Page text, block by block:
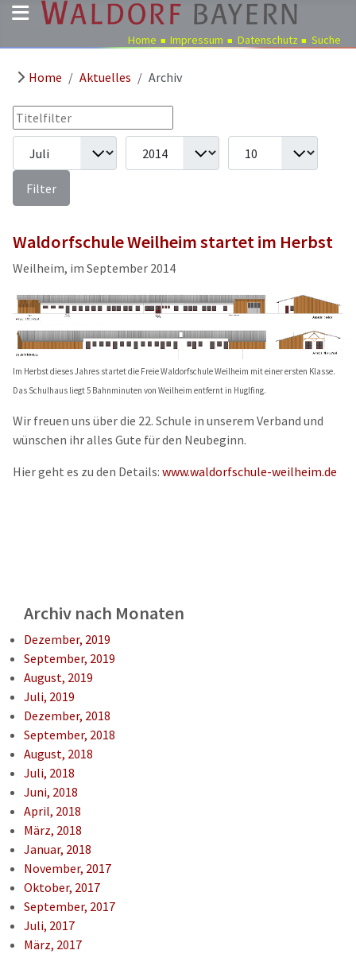
Pädagogik
Über
uns
Kindergärten
Ausbildung
Freie
Termine
Home Impressum Datenschutz Suche
Home Aktuelles Archiv
Filter
Titelfilter
Filter
Waldorfschule Weilheim startet im Herbst
Weilheim, im September 2014
Im Herbst dieses Jahres startet die Freie Waldorfschule Weilheim mit einer ersten Klasse.
Das Schulhaus liegt 5 Bahnminuten von Weilheim entfernt in Huglfing.
Wir freuen uns über die 22. Schule in unserem Verband und
wünschen ihr alles Gute für den Neubeginn.
Hier geht es zu den Details: www.waldorfschule-weilheim.de
Archiv nach Monaten
Dezember, 2019
September, 2019
August, 2019
Juli, 2019
Dezember, 2018
September, 2018
August, 2018
Juli, 2018
Juni, 2018
April, 2018
März, 2018
Januar, 2018
November, 2017
Oktober, 2017
September, 2017
Juli, 2017
März, 2017